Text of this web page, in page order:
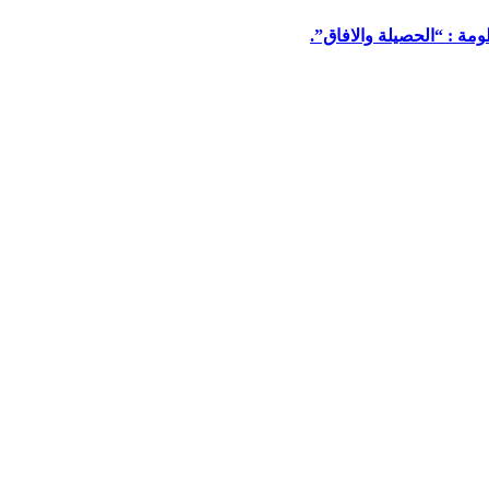
: “الحصيلة والافاق”.